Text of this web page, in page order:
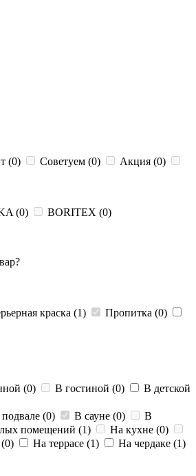
(0) Советуем (0) Акция (0)
(0) BORITEX (0)
краска (1) Пропитка (0)
(0) В гостиной (0)
В детской
(0) В сауне (0)
В
помещений (1) На кухне (0)
0) На террасе (1) На чердаке (1)